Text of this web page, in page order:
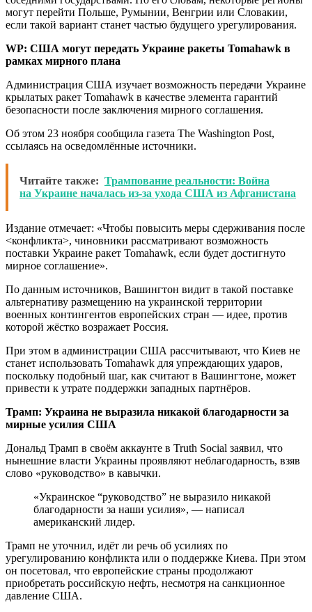
могут перейти Польше, Румынии, Венгрии или Словакии,
если такой вариант станет частью будущего урегулирования.
WP: США могут передать Украине ракеты Tomahawk в
рамках мирного плана
Администрация США изучает возможность передачи Украине
крылатых ракет Tomahawk в качестве элемента гарантий
безопасности после заключения мирного соглашения.
Об этом 23 ноября сообщила газета The Washington Post,
ссылаясь на осведомлённые источники.
Читайте также: Трампование реальности: Война
на Украине началась из-за ухода США из Афганистана
Издание отмечает: «Чтобы повысить меры сдерживания после
<конфликта>, чиновники рассматривают возможность
поставки Украине ракет Tomahawk, если будет достигнуто
мирное соглашение».
По данным источников, Вашингтон видит в такой поставке
альтернативу размещению на украинской территории
военных контингентов европейских стран — идее, против
которой жёстко возражает Россия.
При этом в администрации США рассчитывают, что Киев не
станет использовать Tomahawk для упреждающих ударов,
поскольку подобный шаг, как считают в Вашингтоне, может
привести к утрате поддержки западных партнёров.
Трамп: Украина не выразила никакой благодарности за
мирные усилия США
Дональд Трамп в своём аккаунте в Truth Social заявил, что
нынешние власти Украины проявляют неблагодарность, взяв
слово «руководство» в кавычки.
«Украинское “руководство” не выразило никакой
благодарности за наши усилия», — написал
американский лидер.
Трамп не уточнил, идёт ли речь об усилиях по
урегулированию конфликта или о поддержке Киева. При этом
он посетовал, что европейские страны продолжают
приобретать российскую нефть, несмотря на санкционное
давление США.